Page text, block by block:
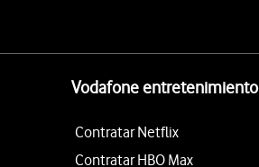
Vodafone entretenimiento
Contratar Netflix
Contratar HBO Max